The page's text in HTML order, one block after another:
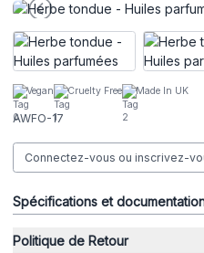
Vegan Cruelty Free Made In UK
AWFO-17
Connectez-vous ou inscrivez-
Spécifications et
Politique de Retour